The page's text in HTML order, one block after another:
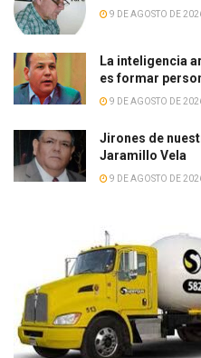
9 DE AGOSTO DE
La inteligencia
es formar
9 DE AGOSTO DE
Jirones de
Jaramillo Vela
9 DE AGOSTO DE